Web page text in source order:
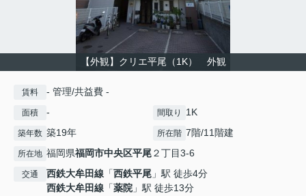
【外観】クリエ平尾（1K） 外観
賃料 - 管理/共益費 -
面積 - 間取り 1K
築年数 築19年 所在階 7階/11階建
所在地 福岡県福岡市中央区平尾２丁目3-6
交通 西鉄大牟田線 「西鉄平尾 」駅 徒歩4分
西鉄大牟田線 「薬院 」駅 徒歩13分